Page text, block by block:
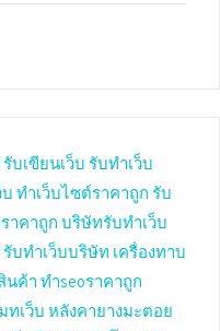
รับเขียนเว็บ รับทำเว็บ
ทำเว็บไซต์ราคาถูก รับ
าคาถูก บริษัทรับทำเว็บ
รับทำเว็บบริษัท เครื่องทาบ
นค้า ทำseoราคาถูก
ทเว็บ หลังคายางมะตอย